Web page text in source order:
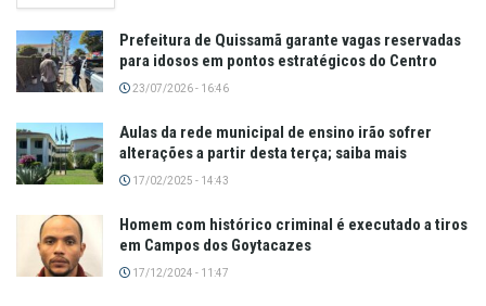
Prefeitura de Quissamã garante vagas reservadas
para idosos em pontos estratégicos do Centro
23/07/2026 - 16:46
Aulas da rede municipal de ensino irão sofrer
alterações a partir desta terça; saiba mais
17/02/2025 - 14:43
Homem com histórico criminal é executado a tiros
em Campos dos Goytacazes
17/12/2024 - 11:47